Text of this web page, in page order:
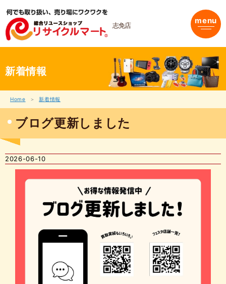
ス
志免店 menu
新着情報
Home 新着情報
ブログ更新しました
2026-06-10